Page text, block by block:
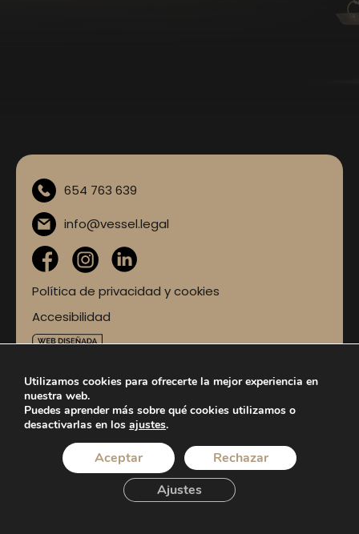
654 763 639
info@vessel.legal
Política de privacidad y cookies
Accesibilidad
Digital en la solución de Sitio Web y Presencia
Básica en Internet
Utilizamos cookies para ofrecerte la mejor experiencia en
nuestra web.
Puedes aprender más sobre qué cookies utilizamos o
desactivarlas en losajustes.
Aceptar
Rechazar
Ajustes